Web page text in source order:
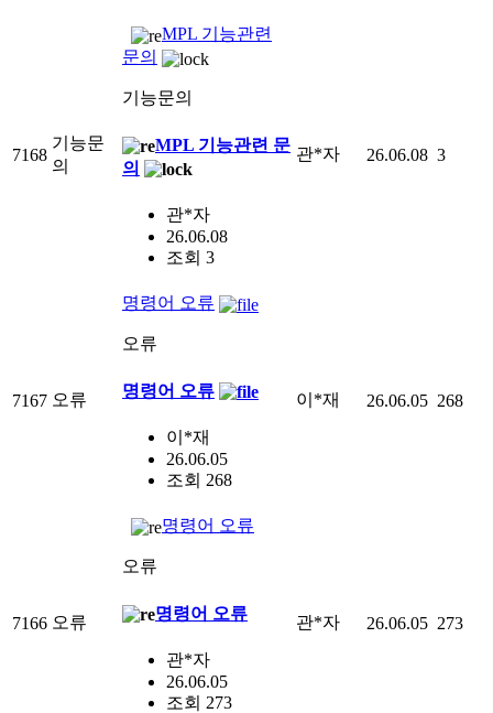
7168
기능문
의
MPL 기능관련
문의
기능문의
MPL 기능관련 문
의
관*자
26.06.08
조회 3
관*자 26.06.08 3
7167 오류
명령어 오류
오류
명령어 오류
이*재
26.06.05
조회 268
이*재 26.06.05 268
7166 오류
명령어 오류
오류
명령어 오류
관*자
26.06.05
조회 273
관*자 26.06.05 273